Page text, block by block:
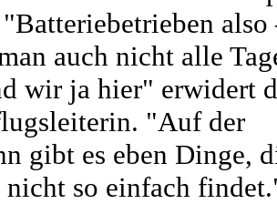
also
auch nicht alle
wir ja hier" erwidert
"Auf der
gibt es eben Dinge,
nicht so einfach